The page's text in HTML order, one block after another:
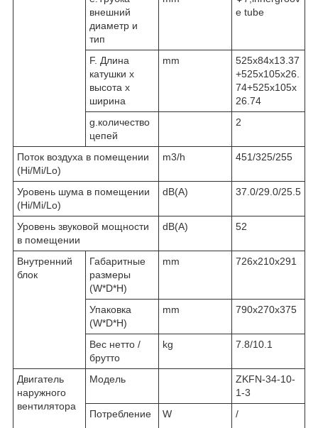
внешний
диаметр и
тип
e tube
F. Длина
катушки х
высота х
ширина
mm
525x84x13.37
+525x105x26.
74+525x105x
26.74
g.количество
цепей
2
Поток воздуха в помещении
(Hi/Mi/Lo)
m3/h 451/325/255
Уровень шума в помещении
(Hi/Mi/Lo)
dB(A) 37.0/29.0/25.5
Уровень звуковой мощности
в помещении
dB(A) 52
Внутренний
блок
Габаритные
размеры
(W*D*H)
mm 726x210x291
Упаковка
(W*D*H)
mm 790x270x375
Вес нетто /
брутто
kg 7.8/10.1
Двигатель
наружного
вентилятора
Модель
ZKFN-34-10-
1-3
Потребление
W /